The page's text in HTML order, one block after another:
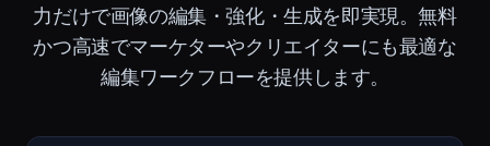
力だけで画像の編集・強化・生成を即実現。無料
かつ高速でマーケターやクリエイターにも最適な
編集ワークフローを提供します。